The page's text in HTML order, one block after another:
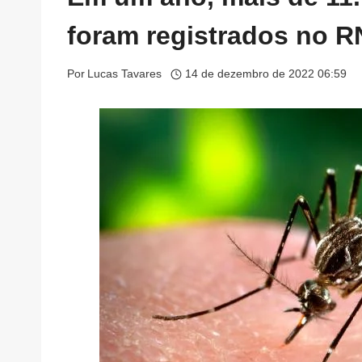
foram registrados no
Por Lucas Tavares 14 de dezembro de 2022 06:59